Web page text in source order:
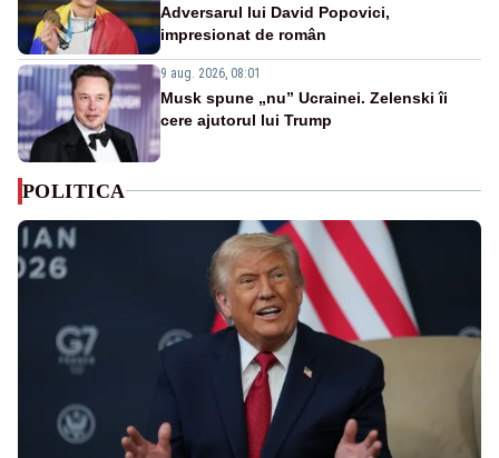
Adversarul lui David Popovici,
impresionat de român
9 aug. 2026, 08:01
Musk spune „nu” Ucrainei. Zelenski îi
cere ajutorul lui Trump
POLITICA